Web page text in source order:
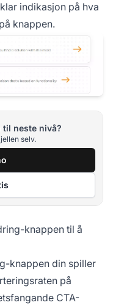
indikasjon på hva
knappen.
neste nivå?
selv.
knappen til å
knappen din spiller
på
CTA-